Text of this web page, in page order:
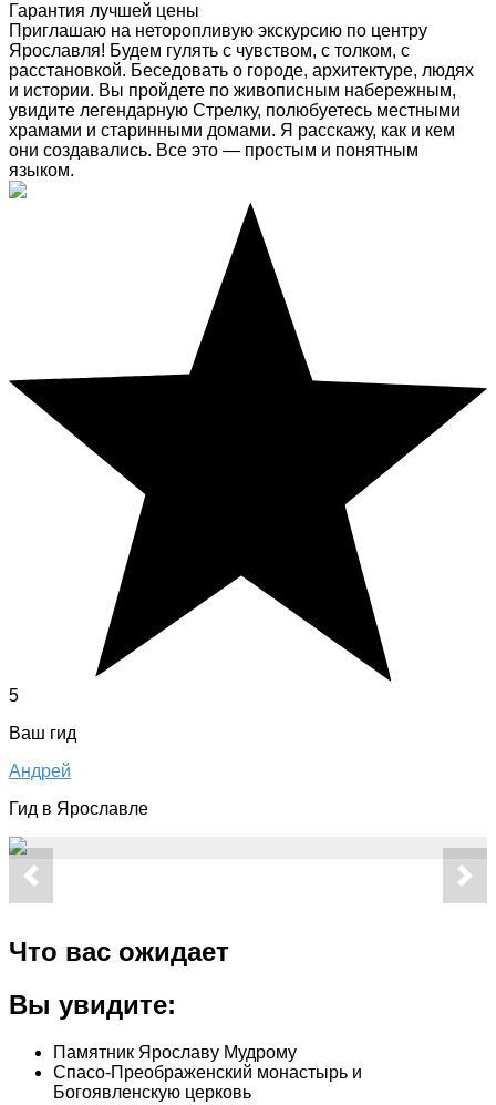
Гарантия лучшей цены
Приглашаю на неторопливую экскурсию по центру
Ярославля! Будем гулять с чувством, с толком, с
расстановкой. Беседовать о городе, архитектуре, людях
и истории. Вы пройдете по живописным набережным,
увидите легендарную Стрелку, полюбуетесь местными
храмами и старинными домами. Я расскажу, как и кем
они создавались. Все это — простым и понятным
языком.
5
Ваш гид
Андрей
Гид в Ярославле
Что вас ожидает
Вы увидите:
Памятник Ярославу Мудрому
Спасо-Преображенский монастырь и
Богоявленскую церковь